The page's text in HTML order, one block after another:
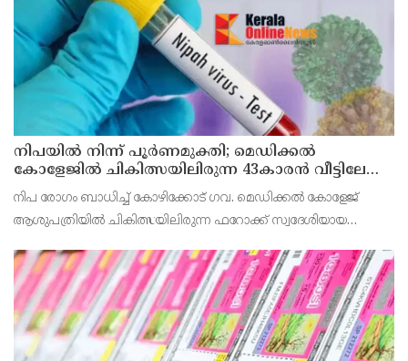
നിപയിൽ നിന്ന് പൂർണമുക്തി; മെഡിക്കൽ
കോളേജിൽ ചികിത്സയിലിരുന്ന 43കാരൻ വീട്ടിലേക്ക്
മടങ്ങി
നിപ രോഗം ബാധിച്ച് കോഴിക്കോട് ഗവ. മെഡിക്കൽ കോളേജ്
ആശുപത്രിയിൽ ചികിത്സയിലിരുന്ന ഫറോക്ക് സ്വദേശിയായ